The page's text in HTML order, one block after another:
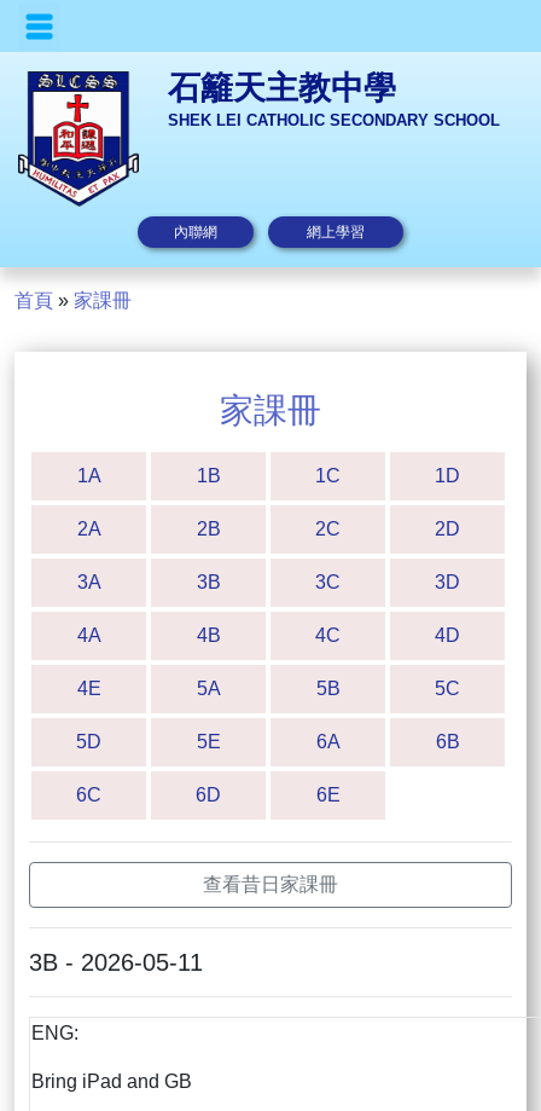
石籬天主教中學
SHEK LEI CATHOLIC SECONDARY SCHOOL
內聯網 網上學習
首頁 » 家課冊
家課冊
1A 1B 1C 1D
2A 2B 2C 2D
3A 3B 3C 3D
4A 4B 4C 4D
4E 5A 5B 5C
5D 5E 6A 6B
6C 6D 6E
查看昔日家課冊
3B - 2026-05-11
ENG:
Bring iPad and GB